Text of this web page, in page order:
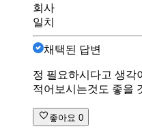
회사
일치
채택된 답변
정 필요하시다고 생각
적어보시는것도 좋을
좋아요 0